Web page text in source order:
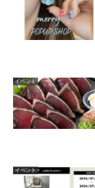
イベント
イベント